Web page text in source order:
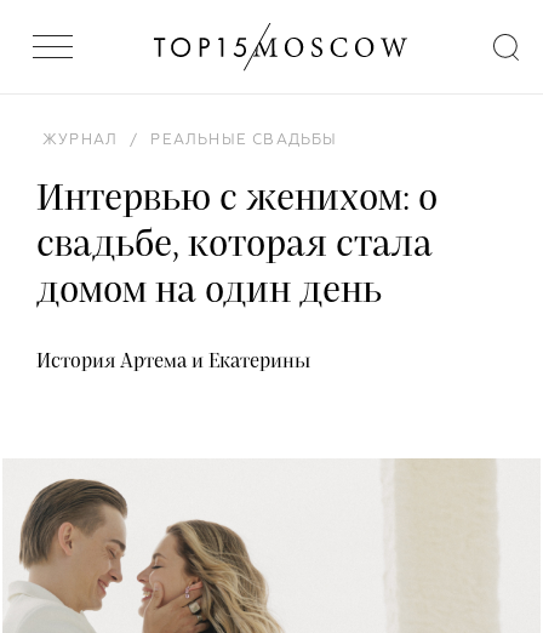
ЖУРНАЛ / РЕАЛЬНЫЕ СВАДЬБЫ
Интервью с женихом: о
свадьбе, которая стала
домом на один день
История Артема и Екатерины